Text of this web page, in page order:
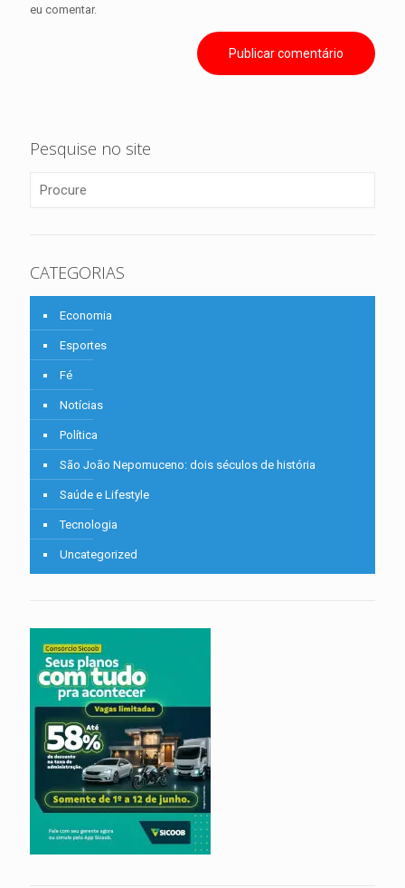
eu comentar.
Pesquise no site
CATEGORIAS
Economia
Esportes
Fé
Notícias
Política
São João Nepomuceno: dois séculos de história
Saúde e Lifestyle
Tecnologia
Uncategorized